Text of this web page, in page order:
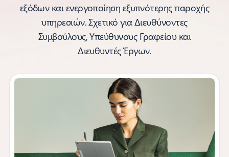
εξόδων και ενεργοποίηση εξυπνότερης παροχής
υπηρεσιών. Σχετικό για Διευθύνοντες
Συμβούλους, Υπεύθυνους Γραφείου και
Διευθυντές Έργων.